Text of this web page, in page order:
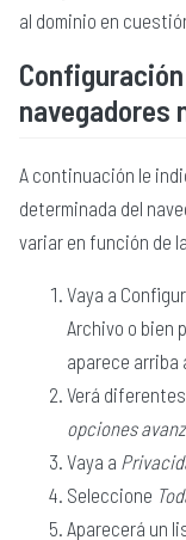
al dominio en
navegadores
A continuación le
determinada del
variar en función de
Vaya a
Archivo o bien
aparece arriba
Verá
opciones
Vaya a
Seleccione
Aparecerá un